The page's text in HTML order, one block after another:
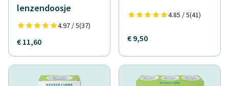
lenzendoosje
4.97 / 5(37)
€ 11,60
4.85 / 5(41)
€ 9,50